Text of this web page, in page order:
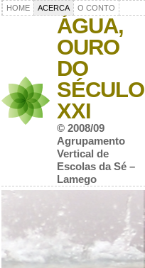
HOME ACERCA O CONTO
ÁGUA,
OURO
DO
SÉCULO
XXI
© 2008/09
Agrupamento
Vertical de
Escolas da Sé –
Lamego